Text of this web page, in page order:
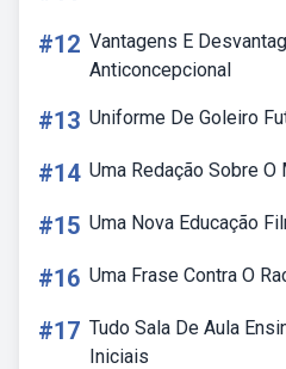
#12 Vantagens E
Anticoncepcional
#13 Uniforme De Goleiro
#14 Uma Redação Sobre
#15 Uma Nova Educação
#16 Uma Frase Contra O
#17 Tudo Sala De Aula
Iniciais